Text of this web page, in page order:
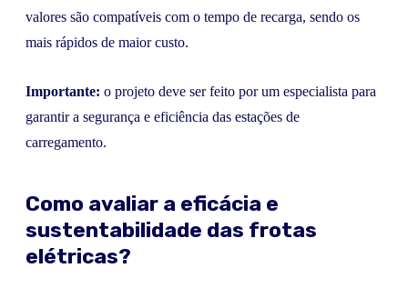
valores são compatíveis com o tempo de recarga, sendo os
mais rápidos de maior custo.
Importante: o projeto deve ser feito por um especialista para
garantir a segurança e eficiência das estações de
carregamento.
Como avaliar a eficácia e
sustentabilidade das frotas
elétricas?